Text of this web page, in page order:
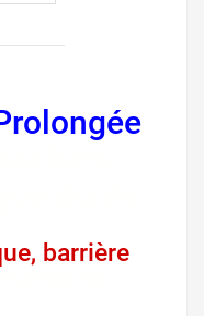
barrière